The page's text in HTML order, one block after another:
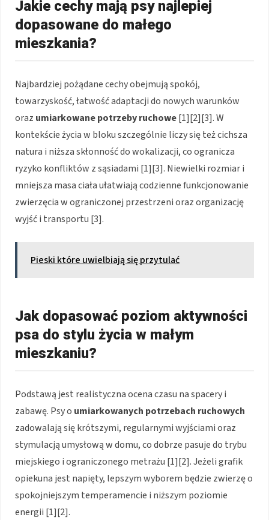
Jakie cechy mają psy najlepiej
dopasowane do małego
mieszkania?
Najbardziej pożądane cechy obejmują spokój,
towarzyskość, łatwość adaptacji do nowych warunków
oraz umiarkowane potrzeby ruchowe[1][2][3]. W
kontekście życia w bloku szczególnie liczy się też cichsza
natura i niższa skłonność do wokalizacji, co ogranicza
ryzyko konfliktów z sąsiadami [1][3]. Niewielki rozmiar i
mniejsza masa ciała ułatwiają codzienne funkcjonowanie
zwierzęcia w ograniczonej przestrzeni oraz organizację
wyjść i transportu [3].
Pieski które uwielbiają się przytulać
Jak dopasować poziom aktywności
psa do stylu życia w małym
mieszkaniu?
Podstawą jest realistyczna ocena czasu na spacery i
zabawę. Psy o umiarkowanych potrzebach ruchowych
zadowalają się krótszymi, regularnymi wyjściami oraz
stymulacją umysłową w domu, co dobrze pasuje do trybu
miejskiego i ograniczonego metrażu [1][2]. Jeżeli grafik
opiekuna jest napięty, lepszym wyborem będzie zwierzę o
spokojniejszym temperamencie i niższym poziomie
energii [1][2].